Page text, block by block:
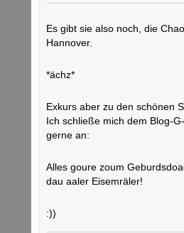
Es gibt sie also noch, die
Hannover.
*ächz*
Exkurs aber zu den schönen
Ich schließe mich dem Blog-
gerne an:
Alles goure zoum
dau aaler Eisemräler!
:))